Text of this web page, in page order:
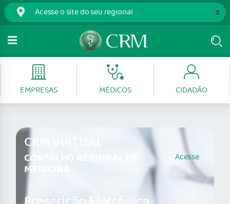
EMPRESAS MÉDICOS CIDADÃO
CRM VIRTUAL
CONSELHO REGIONAL DE
MEDICINA
Acesse